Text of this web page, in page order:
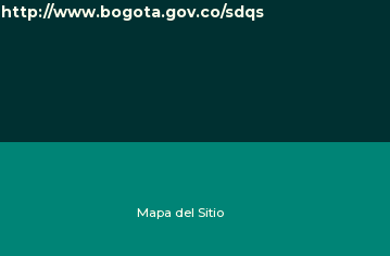
http://www.bogota.gov.co/sdqs
Mapa del Sitio